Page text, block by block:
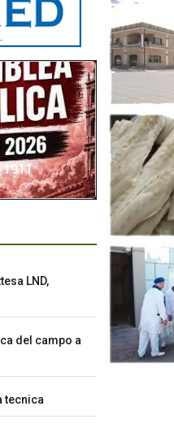
1911
LND,
del campo a
tecnica